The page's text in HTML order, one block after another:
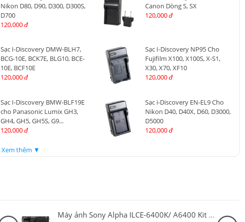
Nikon D80, D90, D300, D300S,
D700
120,000 đ
Canon Dòng S, SX
120,000 đ
Sạc I-Discovery DMW-BLH7,
BCG-10E, BCK7E, BLG10, BCE-
10E, BCF10E
120,000 đ
Sạc I-Discovery NP95 Cho
Fujifilm X100, X100S, X-S1,
X30, X70, XF10
120,000 đ
Sạc I-Discovery BMW-BLF19E
cho Panasonic Lumix GH3,
GH4, GH5, GH5S, G9...
120,000 đ
Sạc i-Discovery EN-EL9 Cho
Nikon D40, D40X, D60, D3000,
D5000
120,000 đ
Xem thêm ▼
Máy ảnh Sony Alpha ILCE-6400K/ A6400 Kit 16-50mm F3.5-5.6 OSS II